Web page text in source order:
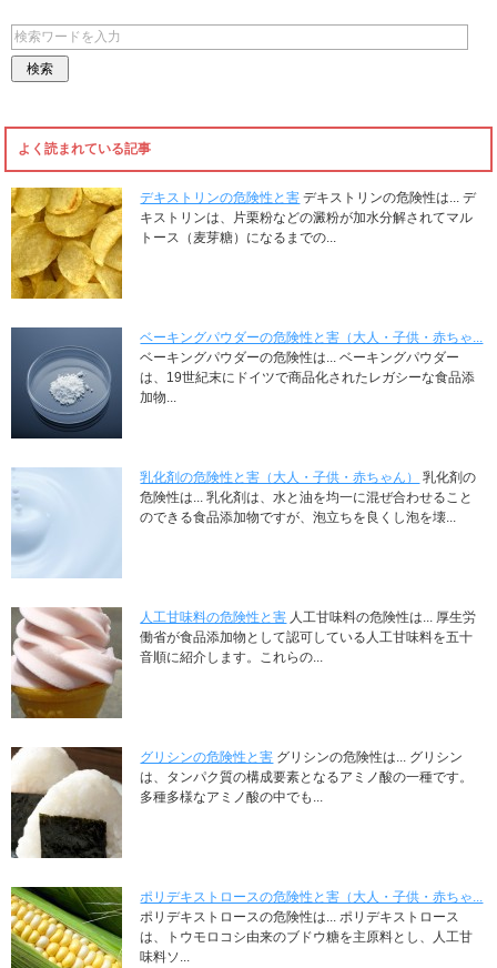
よく読まれている記事
デキストリンの危険性と害 デキストリンの危険性は... デ
キストリンは、片栗粉などの澱粉が加水分解されてマル
トース（麦芽糖）になるまでの...
ベーキングパウダーの危険性と害（大人・子供・赤ちゃ...
ベーキングパウダーの危険性は... ベーキングパウダー
は、19世紀末にドイツで商品化されたレガシーな食品添
加物...
乳化剤の危険性と害（大人・子供・赤ちゃん）
乳化剤の
危険性は... 乳化剤は、水と油を均一に混ぜ合わせること
のできる食品添加物ですが、泡立ちを良くし泡を壊...
人工甘味料の危険性と害 人工甘味料の危険性は... 厚生労
働省が食品添加物として認可している人工甘味料を五十
音順に紹介します。これらの...
グリシンの危険性と害 グリシンの危険性は... グリシン
は、タンパク質の構成要素となるアミノ酸の一種です。
多種多様なアミノ酸の中でも...
ポリデキストロースの危険性と害（大人・子供・赤ちゃ...
ポリデキストロースの危険性は... ポリデキストロース
は、トウモロコシ由来のブドウ糖を主原料とし、人工甘
味料ソ...